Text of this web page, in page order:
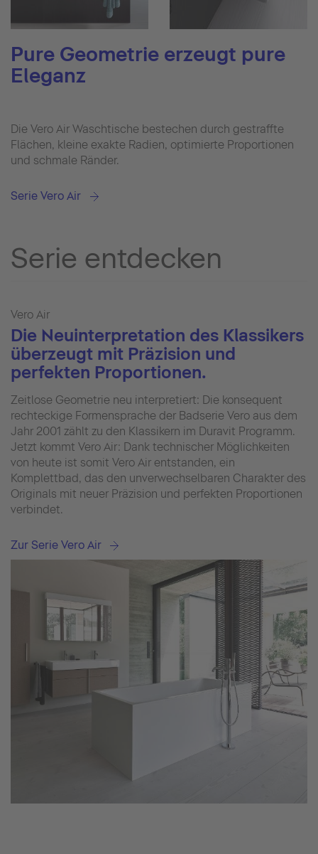
Pure Geometrie erzeugt pure
Eleganz
Die Vero Air Waschtische bestechen durch gestraffte
Flächen, kleine exakte Radien, optimierte Proportionen
und schmale Ränder.
Serie Vero Air
Serie entdecken
Vero Air
Die Neuinterpretation des Klassikers
überzeugt mit Präzision und
perfekten Proportionen.
Zeitlose Geometrie neu interpretiert: Die konsequent
rechteckige Formensprache der Badserie Vero aus dem
Jahr 2001 zählt zu den Klassikern im Duravit Programm.
Jetzt kommt Vero Air: Dank technischer Möglichkeiten
von heute ist somit Vero Air entstanden, ein
Komplettbad, das den unverwechselbaren Charakter des
Originals mit neuer Präzision und perfekten Proportionen
verbindet.
Zur Serie Vero Air